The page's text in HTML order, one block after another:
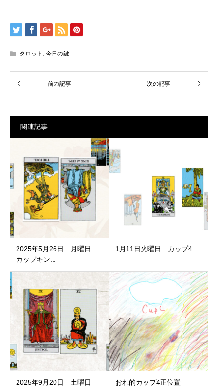
タロット , 今日の鍵
関連記事
2025年5月26日 月曜日
カップキン...
1月11日火曜日 カップ4
2025年9月20日 土曜日
おれ的カップ4正位置